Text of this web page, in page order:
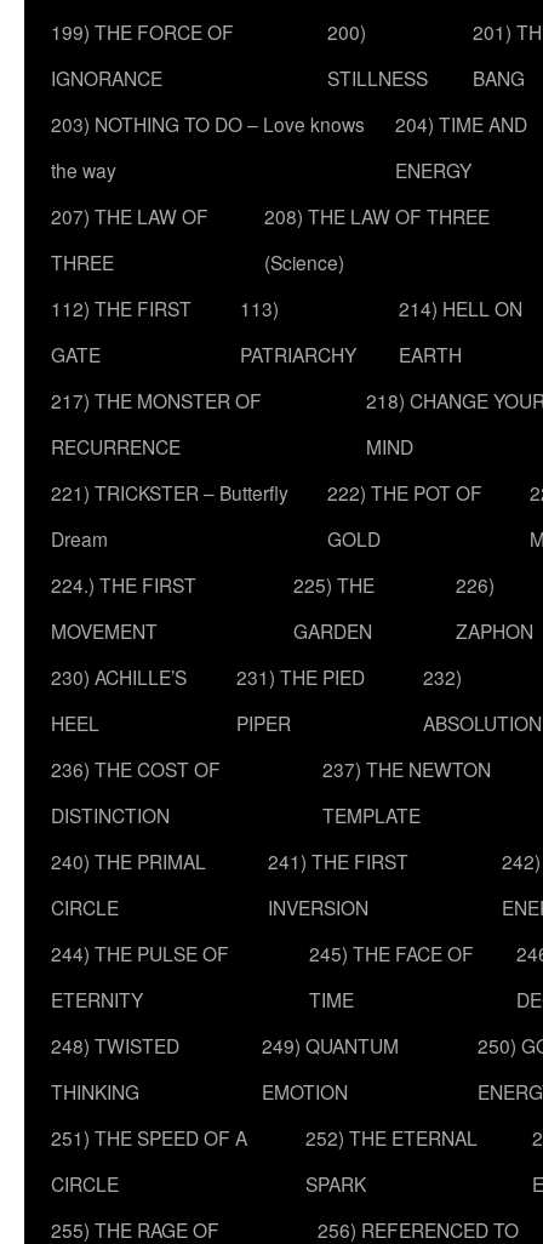
199) THE FORCE OF
IGNORANCE
200)
STILLNESS
201)
BANG
203) NOTHING TO DO – Love knows
the way
204) TIME AND
ENERGY
207) THE LAW OF
THREE
208) THE LAW OF THREE
(Science)
112) THE FIRST
GATE
113)
PATRIARCHY
214) HELL ON
EARTH
217) THE MONSTER OF
RECURRENCE
218) CHANGE
MIND
221) TRICKSTER – Butterfly
Dream
222) THE POT OF
GOLD
224.) THE FIRST
MOVEMENT
225) THE
GARDEN
226)
ZAPHON
230) ACHILLE’S
HEEL
231) THE PIED
PIPER
232)
ABSOLUTION
236) THE COST OF
DISTINCTION
237) THE NEWTON
TEMPLATE
240) THE PRIMAL
CIRCLE
241) THE FIRST
INVERSION
244) THE PULSE OF
ETERNITY
245) THE FACE OF
TIME
248) TWISTED
THINKING
249) QUANTUM
EMOTION
250)
251) THE SPEED OF A
CIRCLE
252) THE ETERNAL
SPARK
255) THE RAGE OF
256) REFERENCED TO